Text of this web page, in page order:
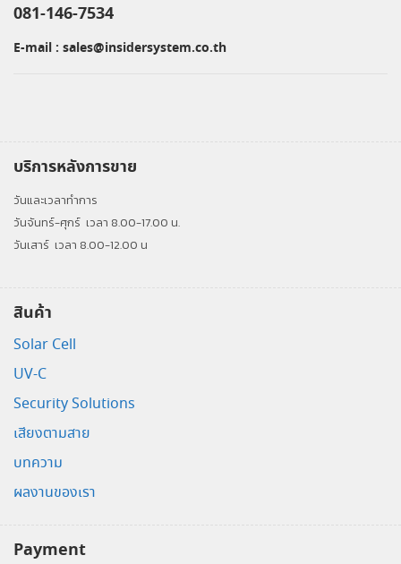
081-146-7534
E-mail : sales@insidersystem.co.th
บริการหลังการขาย
วันและเวลาทำการ
วันจันทร์-ศุกร์ เวลา 8.00-17.00 น.
วันเสาร์ เวลา 8.00-12.00 น
สินค้า
Solar Cell
UV-C
Security Solutions
เสียงตามสาย
บทความ
ผลงานของเรา
Payment